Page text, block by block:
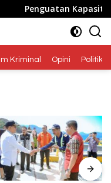
Penguatan Kapasitas
Kriminal Opini Politik